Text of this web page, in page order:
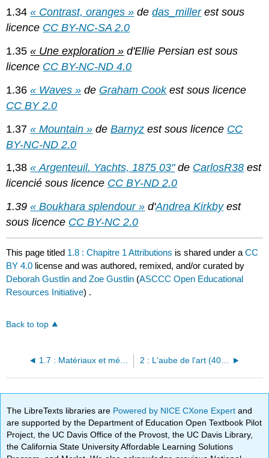
1.34« Contrast, oranges » dedas_millerest sous
licence CC BY-NC-SA 2.0
1.35« Une exploration » d'Ellie Persian est sous
licence CC BY-NC-ND 4.0
1.36« Waves » de Graham Cook est sous licence
CC BY 2.0
1.37« Mountain » deBarnyz est sous licence CC
BY-NC-ND 2.0
1,38« Argenteuil. Yachts, 1875 03" de CarlosR38 est
licencié sous licence CC BY-ND 2.0
1.39« Boukhara splendour » d'Andrea Kirkby est
sous licence CC BY-NC 2.0
This page titled 1.8 : Chapitre 1 Attributions is shared under aCC
BY 4.0 license and was authored, remixed, and/or curated by
Deborah Gustlin and Zoe Gustlin (ASCCC Open Educational
Resources Initiative) .
Back to top
1.7 : Matériaux et méthodes artistiques 2 : L'aube de l'art (40 800 av. J.-C. — 5 000 avant notre ère)
The LibreTexts libraries are Powered by NICE CXone Expertand
are supported by the Department of Education Open Textbook Pilot
Project, the UC Davis Office of the Provost, the UC Davis Library,
the California State University Affordable Learning Solutions